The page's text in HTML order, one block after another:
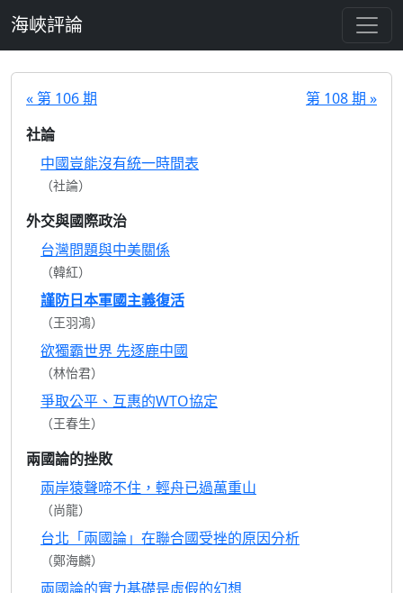
海峽評論
« 第 106 期
第 108 期 »
社論
中國豈能沒有統一時間表
（社論）
外交與國際政治
台灣問題與中美關係
（韓紅）
謹防日本軍國主義復活
（王羽鴻）
欲獨霸世界 先逐鹿中國
（林怡君）
爭取公平、互惠的WTO協定
（王春生）
兩國論的挫敗
兩岸猿聲啼不住，輕舟已過萬重山
（尚龍）
台北「兩國論」在聯合國受挫的原因分析
（鄭海麟）
兩國論的實力基礎是虛假的幻想